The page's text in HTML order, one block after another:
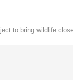
to bring wildlife